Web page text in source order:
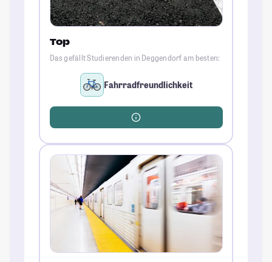
Top
Das gefällt Studierenden in Deggendorf am besten:
Fahrradfreundlichkeit